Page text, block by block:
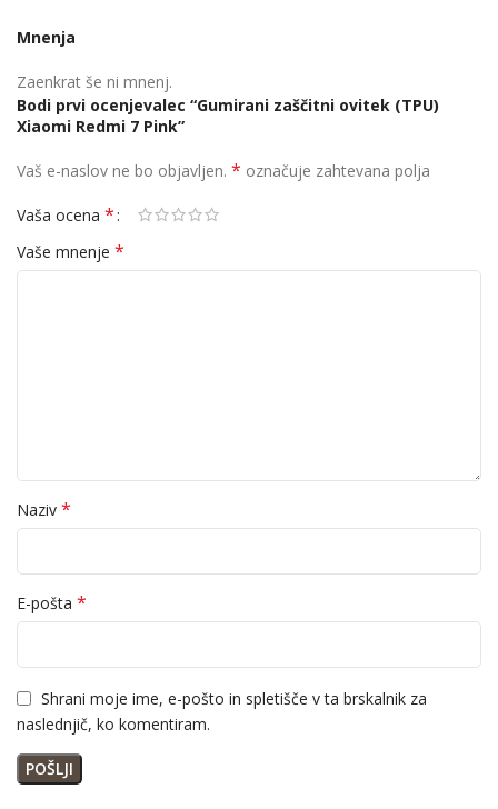
Mnenja
Zaenkrat še ni mnenj.
Bodi prvi ocenjevalec “Gumirani zaščitni ovitek (TPU)
Xiaomi Redmi 7 Pink”
Vaš e-naslov ne bo objavljen. * označuje zahtevana polja
Vaša ocena *
Vaše mnenje *
Naziv *
E-pošta *
Shrani moje ime, e-pošto in spletišče v ta brskalnik za
naslednjič, ko komentiram.